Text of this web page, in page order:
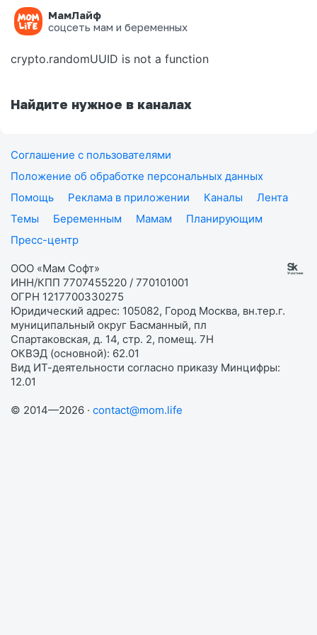
МамЛайф
соцсеть мам и беременных
Ошибка на странице
crypto.randomUUID is not a function
Найдите нужное в каналах
Соглашение с пользователями
Положение об обработке персональных данных
Помощь
Реклама в приложении Каналы
Лента
Темы
Беременным Мамам
Планирующим
Пресс-центр
ООО «Мам Софт»
ИНН/КПП 7707455220 / 770101001
ОГРН 1217700330275
Юридический адрес: 105082, Город Москва, вн.тер.г.
муниципальный округ Басманный, пл
Спартаковская, д. 14, стр. 2, помещ. 7Н
ОКВЭД (основной): 62.01
Вид ИТ-деятельности согласно приказу Минцифры:
12.01
© 2014—2026 · contact@mom.life